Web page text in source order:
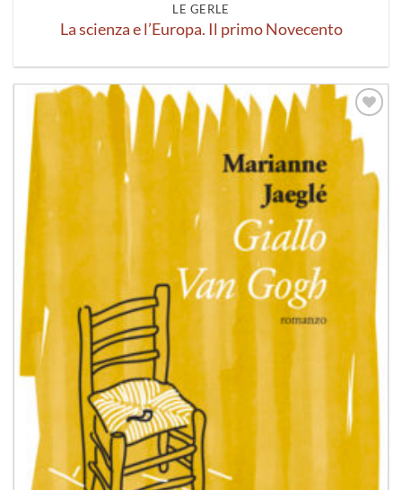
LE GERLE
La scienza e l’Europa. Il primo Novecento
Aggiungi
alla lista
desideri